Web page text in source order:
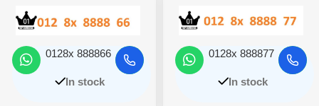
0128x 888877
In stock
0128x 888866
In stock